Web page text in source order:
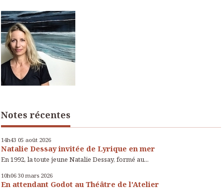
Notes récentes
14h43 05 août 2026
Natalie Dessay invitée de Lyrique en mer
En 1992, la toute jeune Natalie Dessay, formé au...
10h06 30 mars 2026
En attendant Godot au Théâtre de l'Atelier